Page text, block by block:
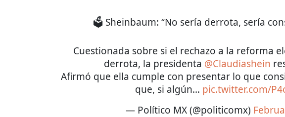
🗳️ Sheinbaum: “No sería derrota, sería
Cuestionada sobre si el rechazo a la reforma
derrota, la presidenta @Claudiashein
Afirmó que ella cumple con presentar lo que
que, si algún… pic.twitter.com/
— Político MX (@politicomx)